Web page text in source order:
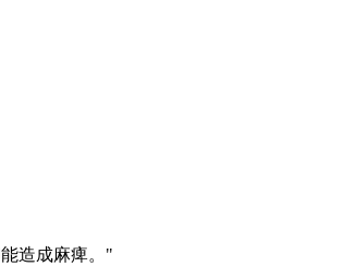
造成麻痺。 "